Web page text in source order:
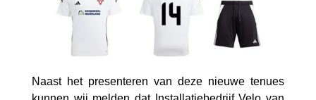
Naast het presenteren van deze nieuwe tenues